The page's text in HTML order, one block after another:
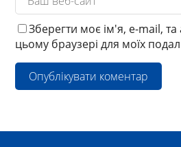
Зберегти моє ім'я, e-mail, та
цьому браузері для моїх